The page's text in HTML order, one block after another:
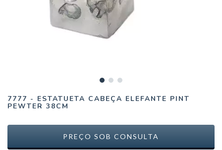
7777 - ESTATUETA CABEÇA ELEFANTE PINT
PEWTER 38CM